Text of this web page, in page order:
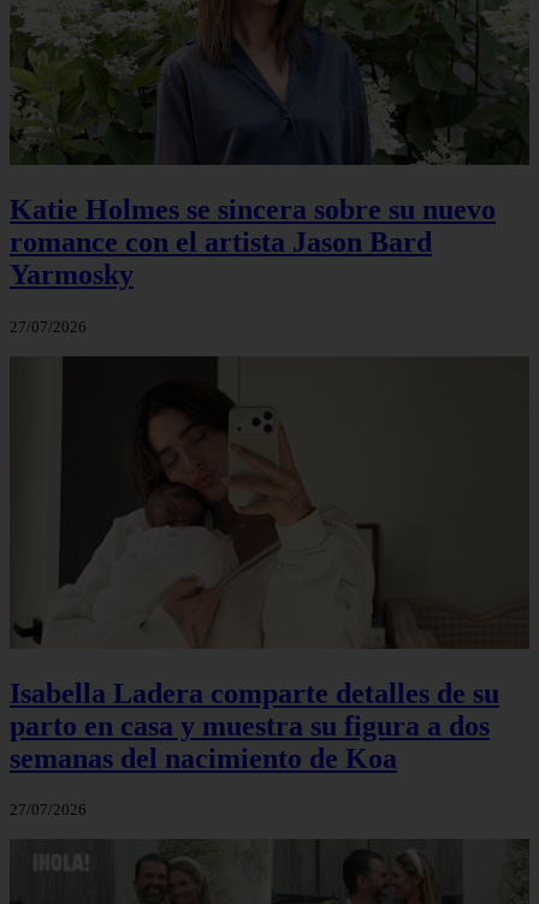
Katie Holmes se sincera sobre su nuevo
romance con el artista Jason Bard
Yarmosky
27/07/2026
Isabella Ladera comparte detalles de su
parto en casa y muestra su figura a dos
semanas del nacimiento de Koa
27/07/2026